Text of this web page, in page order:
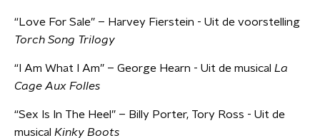
“Love For Sale” – Harvey Fierstein - Uit de voorstelling
Torch Song Trilogy
“I Am What I Am” – George Hearn - Uit de musical La
Cage Aux Folles
“Sex Is In The Heel” – Billy Porter, Tory Ross - Uit de
musical Kinky Boots